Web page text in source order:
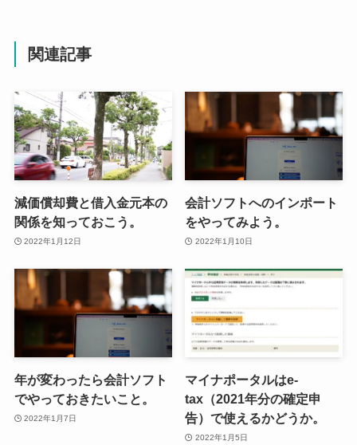
関連記事
減価償却費と借入金元本の
関係を知っておこう。
2022年1月12日
会計ソフトへのインポート
をやってみよう。
2022年1月10日
年が変わったら会計ソフト
でやっておきたいこと。
2022年1月7日
マイナポータルはe-
tax（2021年分の確定申
告）で使えるかどうか。
2022年1月5日